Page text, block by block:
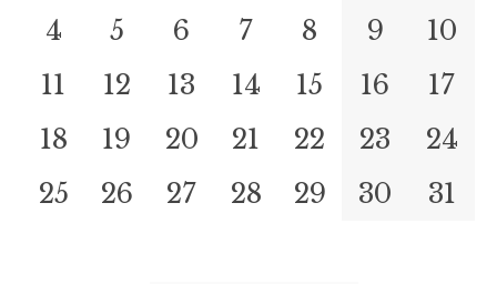
4
5 6 7 8 9
10
11
12 13 14 15 16
17
18
19 20 21 22 23
24
25
26 27 28 29 30 31